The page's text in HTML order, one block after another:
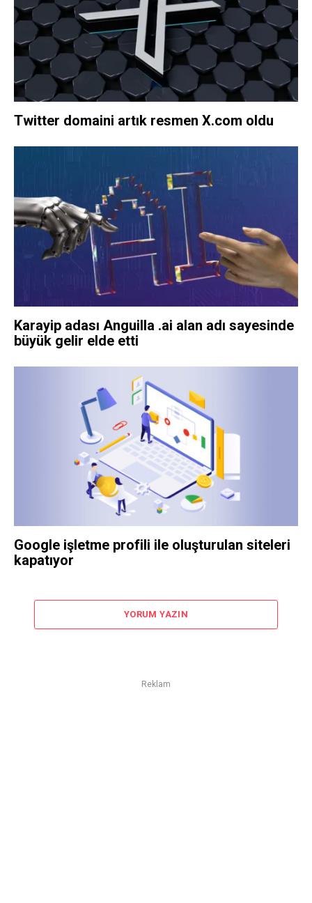
Twitter domaini artık resmen X.com oldu
Karayip adası Anguilla .ai alan adı sayesinde
büyük gelir elde etti
Google işletme profili ile oluşturulan siteleri
kapatıyor
YORUM YAZIN
Reklam